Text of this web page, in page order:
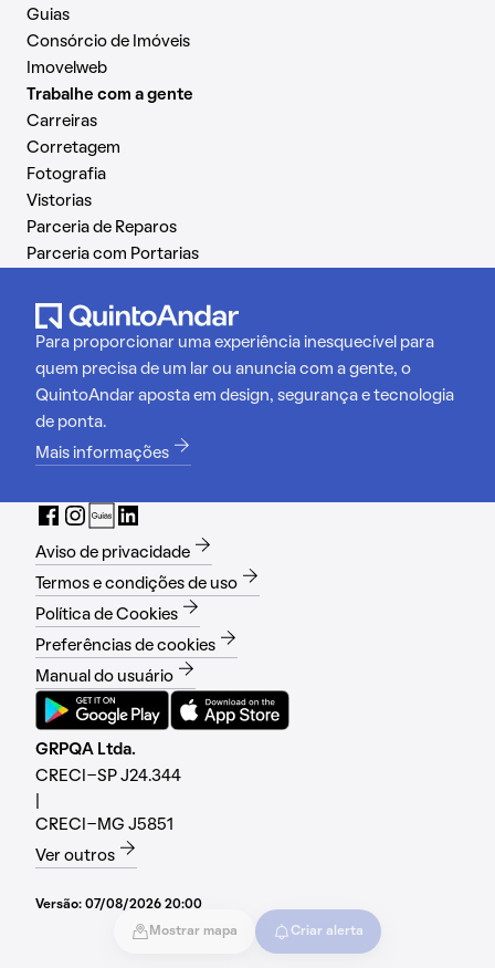
Mostrar mapa Criar alerta
Guias
Consórcio de Imóveis
Imovelweb
Trabalhe com a gente
Carreiras
Corretagem
Fotografia
Vistorias
Parceria de Reparos
Parceria com Portarias
Para proporcionar uma experiência inesquecível para
quem precisa de um lar ou anuncia com a gente, o
QuintoAndar aposta em design, segurança e tecnologia
de ponta.
Mais informações
Aviso de privacidade
Termos e condições de uso
Política de Cookies
Preferências de cookies
Manual do usuário
GRPQA Ltda.
CRECI-SP J24.344
CRECI-MG J5851
Ver outros
Versão: 07/08/2026 20:00